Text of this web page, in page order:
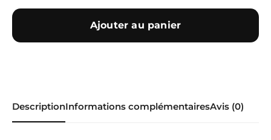
Ajouter au panier
DescriptionInformations complémentairesAvis (0)